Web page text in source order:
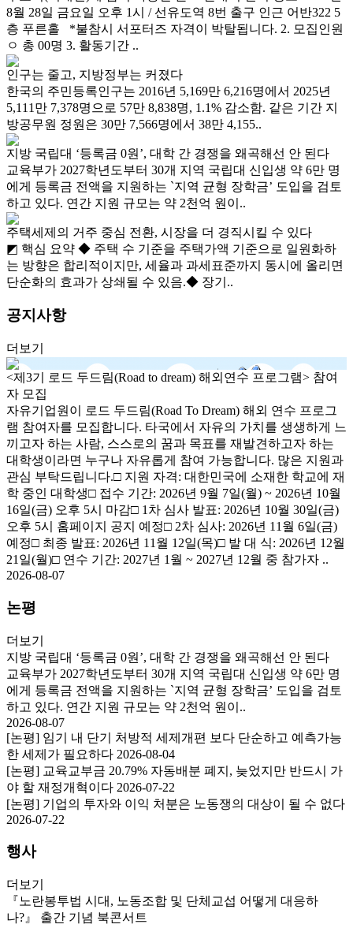
8월 28일 금요일 오후 1시 / 선유도역 8번 출구 인근 어반322 5
층 푸른홀 *불참시 서포터즈 자격이 박탈됩니다. 2. 모집인원
ㅇ 총 00명 3. 활동기간 ..
인구는 줄고, 지방정부는 커졌다
한국의 주민등록인구는 2016년 5,169만 6,216명에서 2025년
5,111만 7,378명으로 57만 8,838명, 1.1% 감소함. 같은 기간 지
방공무원 정원은 30만 7,566명에서 38만 4,155..
지방 국립대 ‘등록금 0원’, 대학 간 경쟁을 왜곡해선 안 된다
교육부가 2027학년도부터 30개 지역 국립대 신입생 약 6만 명
에게 등록금 전액을 지원하는 `지역 균형 장학금’ 도입을 검토
하고 있다. 연간 지원 규모는 약 2천억 원이..
주택세제의 거주 중심 전환, 시장을 더 경직시킬 수 있다
◩ 핵심 요약 ◆ 주택 수 기준을 주택가액 기준으로 일원화하
는 방향은 합리적이지만, 세율과 과세표준까지 동시에 올리면
단순화의 효과가 상쇄될 수 있음.◆ 장기..
공지사항
더보기
<제3기 로드 두드림(Road to dream) 해외연수 프로그램> 참여
자 모집
자유기업원이 로드 두드림(Road To Dream) 해외 연수 프로그
램 참여자를 모집합니다. 타국에서 자유의 가치를 생생하게 느
끼고자 하는 사람, 스스로의 꿈과 목표를 재발견하고자 하는
대학생이라면 누구나 자유롭게 참여 가능합니다. 많은 지원과
관심 부탁드립니다.□ 지원 자격: 대한민국에 소재한 학교에 재
학 중인 대학생□ 접수 기간: 2026년 9월 7일(월) ~ 2026년 10월
16일(금) 오후 5시 마감□ 1차 심사 발표: 2026년 10월 30일(금)
오후 5시 홈페이지 공지 예정□ 2차 심사: 2026년 11월 6일(금)
예정□ 최종 발표: 2026년 11월 12일(목)□ 발 대 식: 2026년 12월
21일(월)□ 연수 기간: 2027년 1월 ~ 2027년 12월 중 참가자 ..
2026-08-07
논평
더보기
지방 국립대 ‘등록금 0원’, 대학 간 경쟁을 왜곡해선 안 된다
교육부가 2027학년도부터 30개 지역 국립대 신입생 약 6만 명
에게 등록금 전액을 지원하는 `지역 균형 장학금’ 도입을 검토
하고 있다. 연간 지원 규모는 약 2천억 원이..
2026-08-07
[논평] 임기 내 단기 처방적 세제개편 보다 단순하고 예측가능
한 세제가 필요하다 2026-08-04
[논평] 교육교부금 20.79% 자동배분 폐지, 늦었지만 반드시 가
야 할 재정개혁이다 2026-07-22
[논평] 기업의 투자와 이익 처분은 노동쟁의 대상이 될 수 없다
2026-07-22
행사
더보기
『노란봉투법 시대, 노동조합 및 단체교섭 어떻게 대응하
나?』 출간 기념 북콘서트